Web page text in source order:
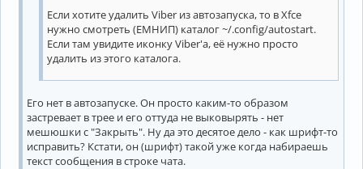
Установленный размер : 482 ,89 MiB
Сборщик              : Unknown Packager
Дата сборки          : Пн 15 авг 2022 10: 14:49
Дата установки       : Пн
2022 21
Причина установки    : Явно установлен
Установочный скрипт  : No
Если хотите удалить Viber из автозапуска, то в Xfce
нужно смотреть (ЕМНИП) каталог ~/.config/autostart.
Если там увидите иконку Viber'а, её нужно просто
удалить из этого каталога.
Его нет в автозапуске. Он просто каким-то образом
застревает в трее и его оттуда не выковырять - нет
мешюшки с "Закрыть". Ну да это десятое дело - как шрифт-то
исправить? Кстати, он (шрифт) такой уже когда набираешь
текст сообщения в строке чата.